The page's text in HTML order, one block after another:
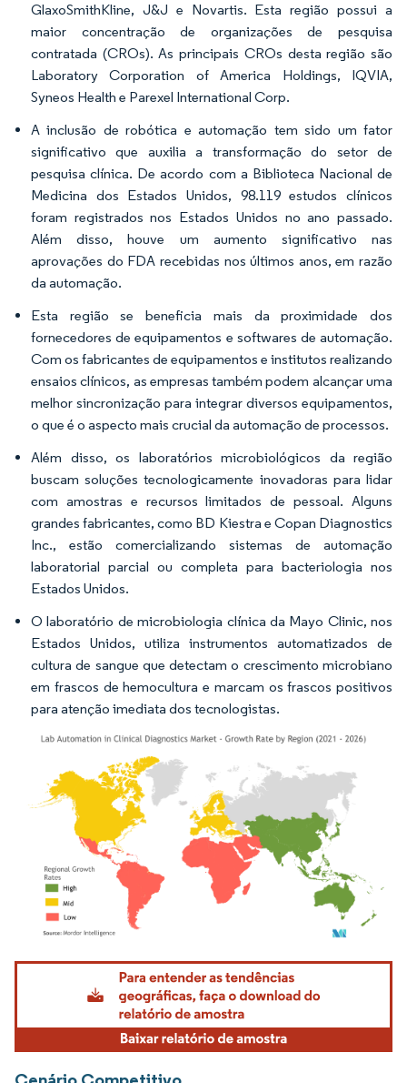
GlaxoSmithKline, J&J e Novartis. Esta região possui a
maior concentração de organizações de pesquisa
contratada (CROs). As principais CROs desta região são
Laboratory Corporation of America Holdings, IQVIA,
Syneos Health e Parexel International Corp.
A inclusão de robótica e automação tem sido um fator
significativo que auxilia a transformação do setor de
pesquisa clínica. De acordo com a Biblioteca Nacional de
Medicina dos Estados Unidos, 98.119 estudos clínicos
foram registrados nos Estados Unidos no ano passado.
Além disso, houve um aumento significativo nas
aprovações do FDA recebidas nos últimos anos, em razão
da automação.
Esta região se beneficia mais da proximidade dos
fornecedores de equipamentos e softwares de automação.
Com os fabricantes de equipamentos e institutos realizando
ensaios clínicos, as empresas também podem alcançar uma
melhor sincronização para integrar diversos equipamentos,
o que é o aspecto mais crucial da automação de processos.
Além disso, os laboratórios microbiológicos da região
buscam soluções tecnologicamente inovadoras para lidar
com amostras e recursos limitados de pessoal. Alguns
grandes fabricantes, como BD Kiestra e Copan Diagnostics
Inc., estão comercializando sistemas de automação
laboratorial parcial ou completa para bacteriologia nos
Estados Unidos.
O laboratório de microbiologia clínica da Mayo Clinic, nos
Estados Unidos, utiliza instrumentos automatizados de
cultura de sangue que detectam o crescimento microbiano
em frascos de hemocultura e marcam os frascos positivos
para atenção imediata dos tecnologistas.
Imagem © Mordor Intelligence. O reuso requer atribuição conforme CC BY 4.0.